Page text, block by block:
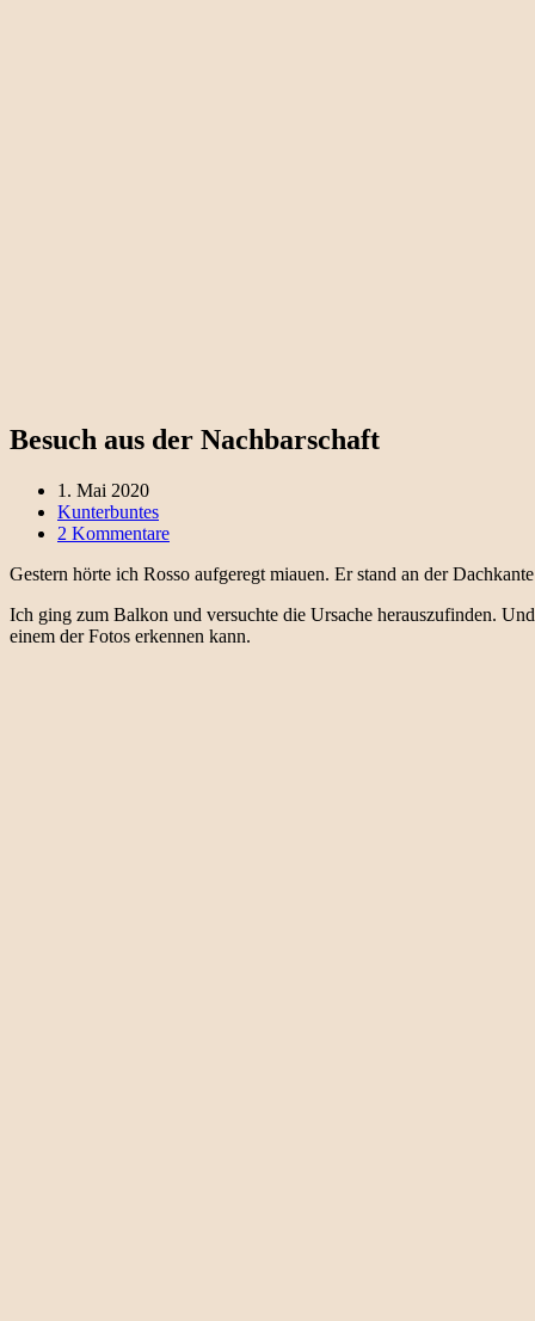
Besuch aus der Nachbarschaft
1. Mai 2020
Kunterbuntes
2 Kommentare
Gestern hörte ich Rosso aufgeregt miauen. Er stand an der
Ich ging zum Balkon und versuchte die Ursache herauszufinden.
einem der Fotos erkennen kann.